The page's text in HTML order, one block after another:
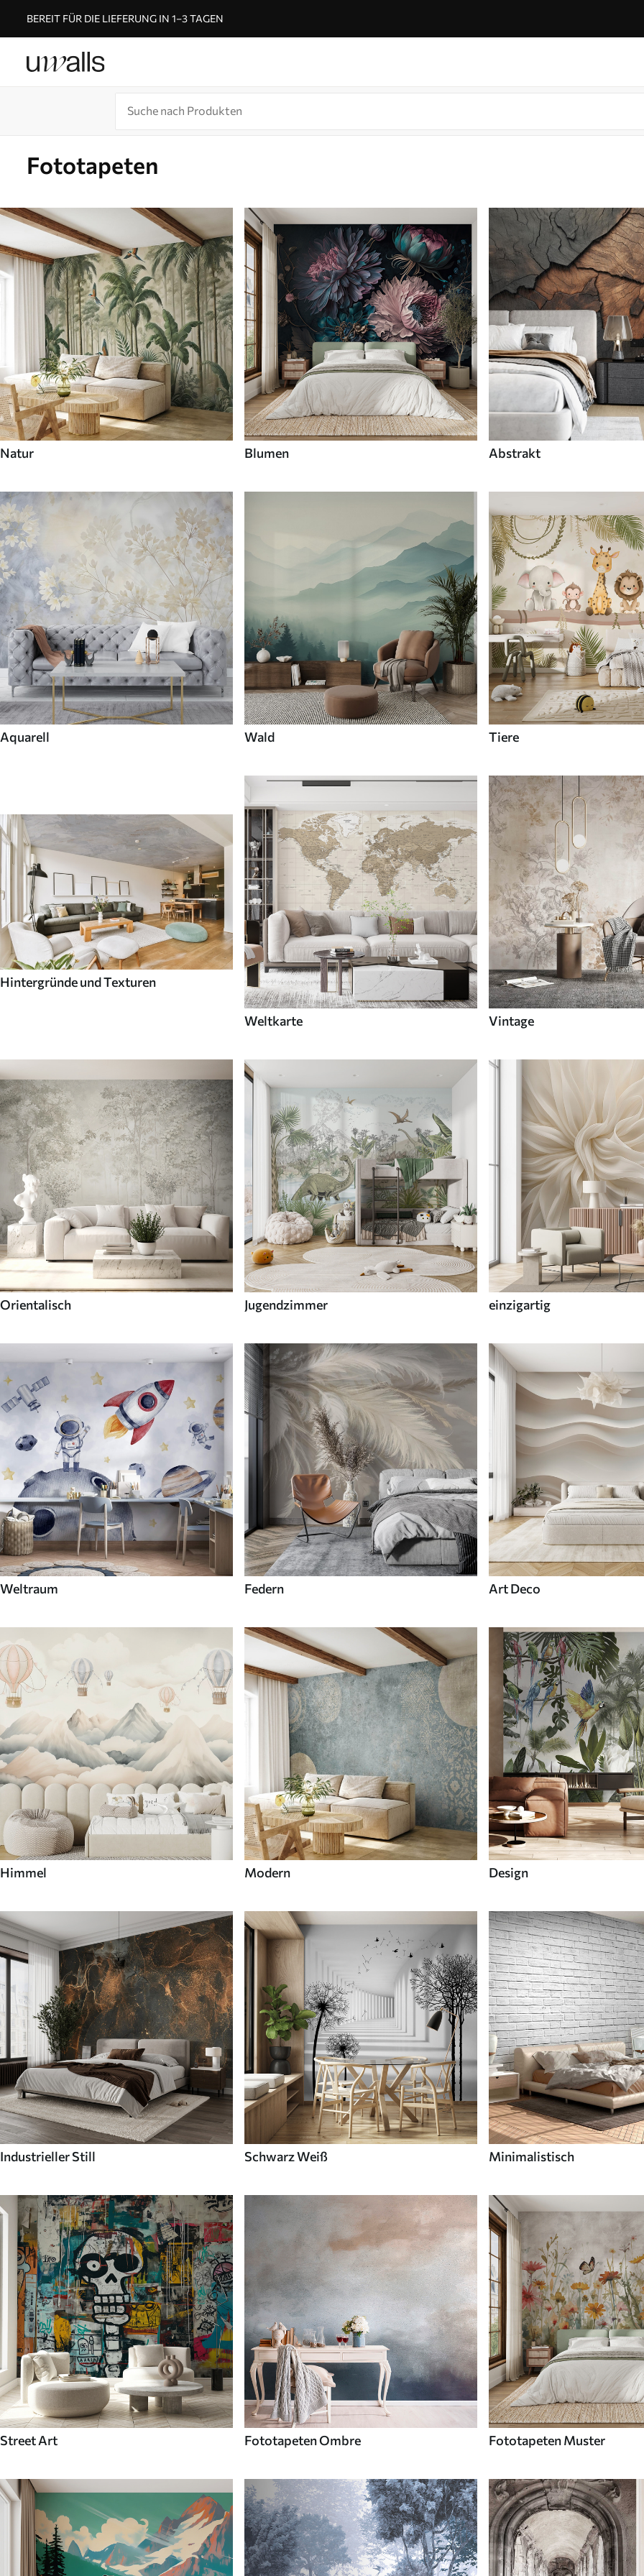
BEREIT FÜR DIE LIEFERUNG IN 1–3 TAGEN
Fototapeten
Natur Blumen Abstrakt
Aquarell Wald Tiere
Hintergründe und Texturen
Weltkarte Vintage
Orientalisch Jugendzimmer einzigartig
Weltraum Federn Art Deco
Himmel Modern Design
Industrieller Still Schwarz Weiß Minimalistisch
Street Art Fototapeten Ombre Fototapeten Muster